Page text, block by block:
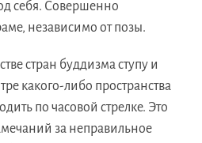
себя. Совершенно
независимо от позы.
стран буддизма ступу и
какого-либо пространства
по часовой стрелке. Это
за неправильное